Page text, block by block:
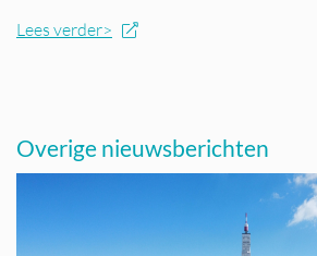
Lees verder>
Overige nieuwsberichten